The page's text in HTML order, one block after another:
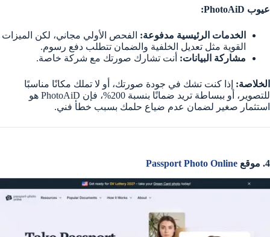
عيوب PhotoAiD:
الخدمات الرئيسية مدفوعة: الفحص الأولي مجاني، لكن الميزات
القوية مثل تعديل الخلفية والضمان تتطلب دفع رسوم.
مشاركة البيانات: أنت تشارك صورتك مع شركة خاصة.
الخلاصة: إذا كنت تشك في جودة صورتك، أو لا تملك مكانًا مناسبًا
للتصوير، أو ببساطة تريد ضمانًا بنسبة 200%، فإن PhotoAiD هو
استثمار صغير لضمان عدم ضياع حلمك بسبب خطأ فني.
4. موقع Passport Photo Online